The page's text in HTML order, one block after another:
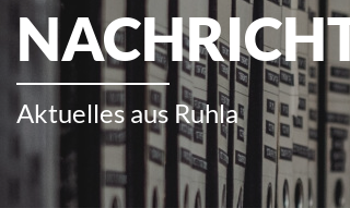
Aktuelles aus Ruhla